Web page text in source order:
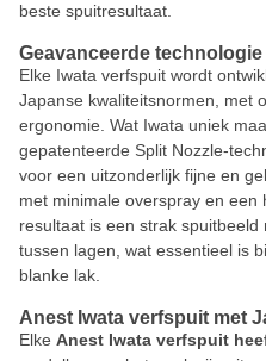
beste spuitresultaat.
Geavanceerde
Elke Iwata verfspuit wordt
Japanse kwaliteitsnormen, met
ergonomie. Wat Iwata uniek
gepatenteerde Split Nozzle-
voor een uitzonderlijk fijne en
met minimale overspray en
resultaat is een strak
tussen lagen, wat essentieel is
blanke lak.
Anest Iwata verfspuit met
Elke Anest Iwata verfspuit